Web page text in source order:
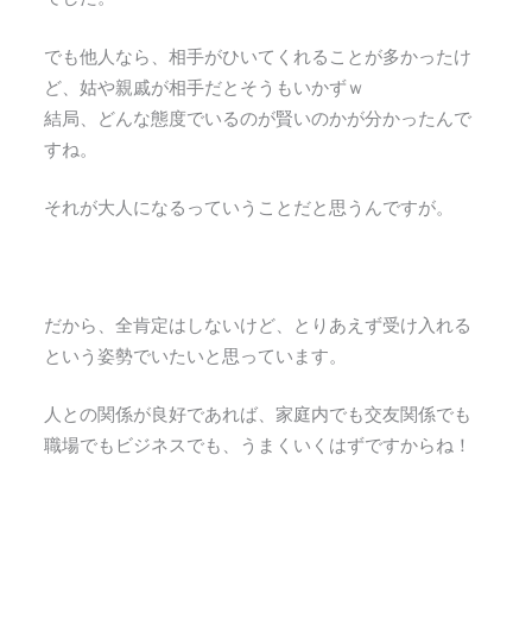
でも他人なら、相手がひいてくれることが多かったけ
ど、姑や親戚が相手だとそうもいかずｗ
結局、どんな態度でいるのが賢いのかが分かったんで
すね。
それが大人になるっていうことだと思うんですが。
だから、全肯定はしないけど、とりあえず受け入れる
という姿勢でいたいと思っています。
人との関係が良好であれば、家庭内でも交友関係でも
職場でもビジネスでも、うまくいくはずですからね！